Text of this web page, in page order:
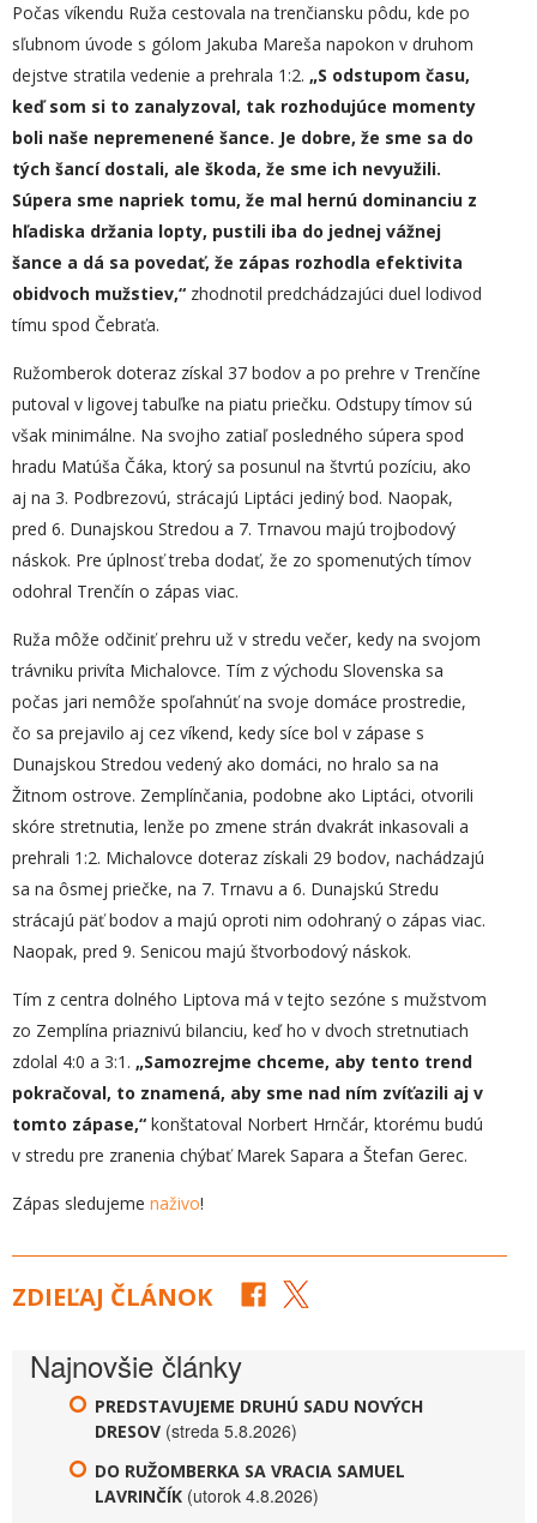
Počas víkendu Ruža cestovala na trenčiansku pôdu, kde po
sľubnom úvode s gólom Jakuba Mareša napokon v druhom
dejstve stratila vedenie a prehrala 1:2. „S odstupom času,
keď som si to zanalyzoval, tak rozhodujúce momenty
boli naše nepremenené šance. Je dobre, že sme sa do
tých šancí dostali, ale škoda, že sme ich nevyužili.
Súpera sme napriek tomu, že mal hernú dominanciu z
hľadiska držania lopty, pustili iba do jednej vážnej
šance a dá sa povedať, že zápas rozhodla efektivita
obidvoch mužstiev,“ zhodnotil predchádzajúci duel lodivod
tímu spod Čebraťa.
Ružomberok doteraz získal 37 bodov a po prehre v Trenčíne
putoval v ligovej tabuľke na piatu priečku. Odstupy tímov sú
však minimálne. Na svojho zatiaľ posledného súpera spod
hradu Matúša Čáka, ktorý sa posunul na štvrtú pozíciu, ako
aj na 3. Podbrezovú, strácajú Liptáci jediný bod. Naopak,
pred 6. Dunajskou Stredou a 7. Trnavou majú trojbodový
náskok. Pre úplnosť treba dodať, že zo spomenutých tímov
odohral Trenčín o zápas viac.
Ruža môže odčiniť prehru už v stredu večer, kedy na svojom
trávniku privíta Michalovce. Tím z východu Slovenska sa
počas jari nemôže spoľahnúť na svoje domáce prostredie,
čo sa prejavilo aj cez víkend, kedy síce bol v zápase s
Dunajskou Stredou vedený ako domáci, no hralo sa na
Žitnom ostrove. Zemplínčania, podobne ako Liptáci, otvorili
skóre stretnutia, lenže po zmene strán dvakrát inkasovali a
prehrali 1:2. Michalovce doteraz získali 29 bodov, nachádzajú
sa na ôsmej priečke, na 7. Trnavu a 6. Dunajskú Stredu
strácajú päť bodov a majú oproti nim odohraný o zápas viac.
Naopak, pred 9. Senicou majú štvorbodový náskok.
Tím z centra dolného Liptova má v tejto sezóne s mužstvom
zo Zemplína priaznivú bilanciu, keď ho v dvoch stretnutiach
zdolal 4:0 a 3:1. „Samozrejme chceme, aby tento trend
pokračoval, to znamená, aby sme nad ním zvíťazili aj v
tomto zápase,“ konštatoval Norbert Hrnčár, ktorému budú
v stredu pre zranenia chýbať Marek Sapara a Štefan Gerec.
Zápas sledujeme naživo!
ZDIEĽAJ ČLÁNOK
Najnovšie články
PREDSTAVUJEME DRUHÚ SADU NOVÝCH
DRESOV (streda 5.8.2026)
DO RUŽOMBERKA SA VRACIA SAMUEL
LAVRINČÍK (utorok 4.8.2026)